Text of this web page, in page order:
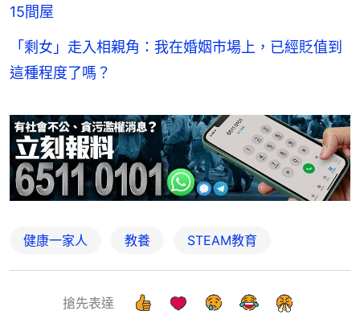
15間屋
「剩女」走入相親角：我在婚姻市場上，已經貶值到
這種程度了嗎？
健康一家人 教養 STEAM教育
搶先表達